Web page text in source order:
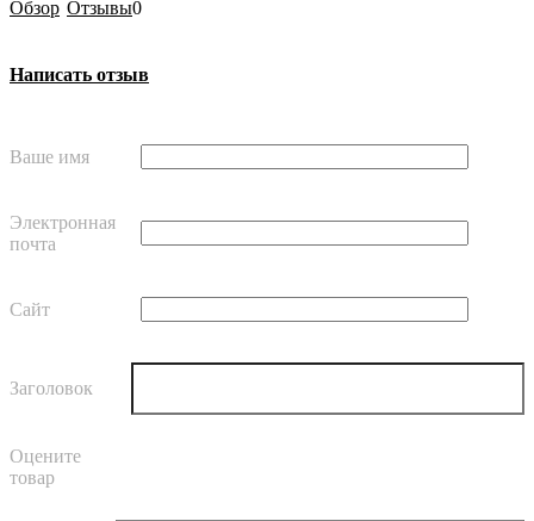
Обзор Отзывы0
Написать отзыв
Ваше имя
Электронная
почта
Сайт
Заголовок
Оцените
товар